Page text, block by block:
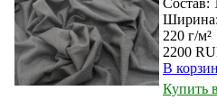
Состав:
Ширина:
220 г/м²
2200
В
Купить